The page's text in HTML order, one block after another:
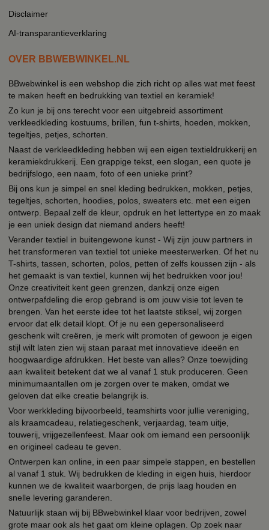
Disclaimer
AI-transparantieverklaring
OVER BBWEBWINKEL.NL
BBwebwinkel is een webshop die zich richt op alles wat met feest
te maken heeft en bedrukking van textiel en keramiek!
Zo kun je bij ons terecht voor een uitgebreid assortiment
verkleedkleding kostuums, brillen, fun t-shirts, hoeden, mokken,
tegeltjes, petjes, schorten.
Naast de verkleedkleding hebben wij een eigen textieldrukkerij en
keramiekdrukkerij. Een grappige tekst, een slogan, een quote je
bedrijfslogo, een naam, foto of een unieke print?
Bij ons kun je simpel en snel kleding bedrukken, mokken, petjes,
tegeltjes, schorten, hoodies, polos, sweaters etc. met een eigen
ontwerp. Bepaal zelf de kleur, opdruk en het lettertype en zo maak
je een uniek design dat niemand anders heeft!
Verander textiel in buitengewone kunst - Wij zijn jouw partners in
het transformeren van textiel tot unieke meesterwerken. Of het nu
T-shirts, tassen, schorten, polos, petten of zelfs koussen zijn - als
het gemaakt is van textiel, kunnen wij het bedrukken voor jou!
Onze creativiteit kent geen grenzen, dankzij onze eigen
ontwerpafdeling die erop gebrand is om jouw visie tot leven te
brengen. Van het eerste idee tot het laatste stiksel, wij zorgen
ervoor dat elk detail klopt. Of je nu een gepersonaliseerd
geschenk wilt creëren, je merk wilt promoten of gewoon je eigen
stijl wilt laten zien wij staan paraat met innovatieve ideeën en
hoogwaardige afdrukken. Het beste van alles? Onze toewijding
aan kwaliteit betekent dat we al vanaf 1 stuk produceren. Geen
minimumaantallen om je zorgen over te maken, omdat we
geloven dat elke creatie belangrijk is.
Voor werkkleding bijvoorbeeld, teamshirts voor jullie vereniging,
als kraamcadeau, relatiegeschenk, verjaardag, team uitje,
touwerij, vrijgezellenfeest. Maar ook om iemand een persoonlijk
en origineel cadeau te geven.
Ontwerpen kan online, in een paar simpele stappen, en bestellen
al vanaf 1 stuk. Wij bedrukken de kleding in eigen huis, hierdoor
kunnen we de kwaliteit waarborgen, de prijs laag houden en
snelle levering garanderen.
Natuurlijk staan wij bij BBwebwinkel klaar voor bedrijven, zowel
grote maar ook als het gaat om kleine oplagen. Op zoek naar